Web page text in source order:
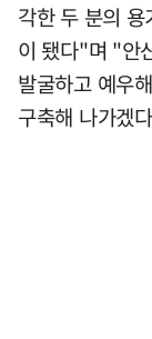
각한 두 분의
이 됐다"며 "안
발굴하고 예우
구축해 나가겠